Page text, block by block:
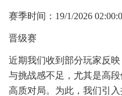
赛季时间：19/1/2026
晋级赛
近期我们收到部分玩家反
与挑战感不足，尤其是高
高质对局。为此，我们引